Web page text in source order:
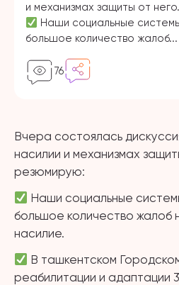
и механизмах защиты от
Наши социальные
большое количество жалоб...
76
Вчера состоялась
насилии и механизмах
резюмирую:
Наши социальные
большое количество жалоб
насилие.
В ташкентском
реабилитации и адаптации